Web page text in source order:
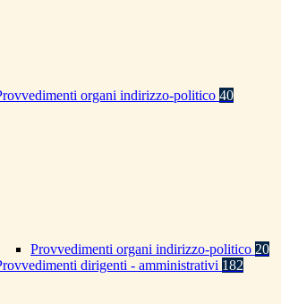
organi indirizzo-politico 40
Provvedimenti organi indirizzo-politico 20
dirigenti - amministrativi 182